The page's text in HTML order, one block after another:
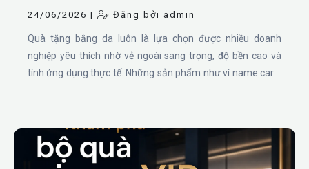
24/06/2026 | Đăng bởi admin
Quà tặng bằng da luôn là lựa chọn được nhiều doanh
nghiệp yêu thích nhờ vẻ ngoài sang trọng, độ bền cao và
tính ứng dụng thực tế. Những sản phẩm như ví name card,
hiệu.Với ưu điểm dễ cá nhân hóa bằng logo, tên thương
hiệu hoặc thông điệp riêng, quà tặng bằng da giúp doanh